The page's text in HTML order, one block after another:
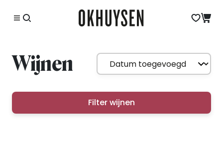
Wijnen
Filter wijnen